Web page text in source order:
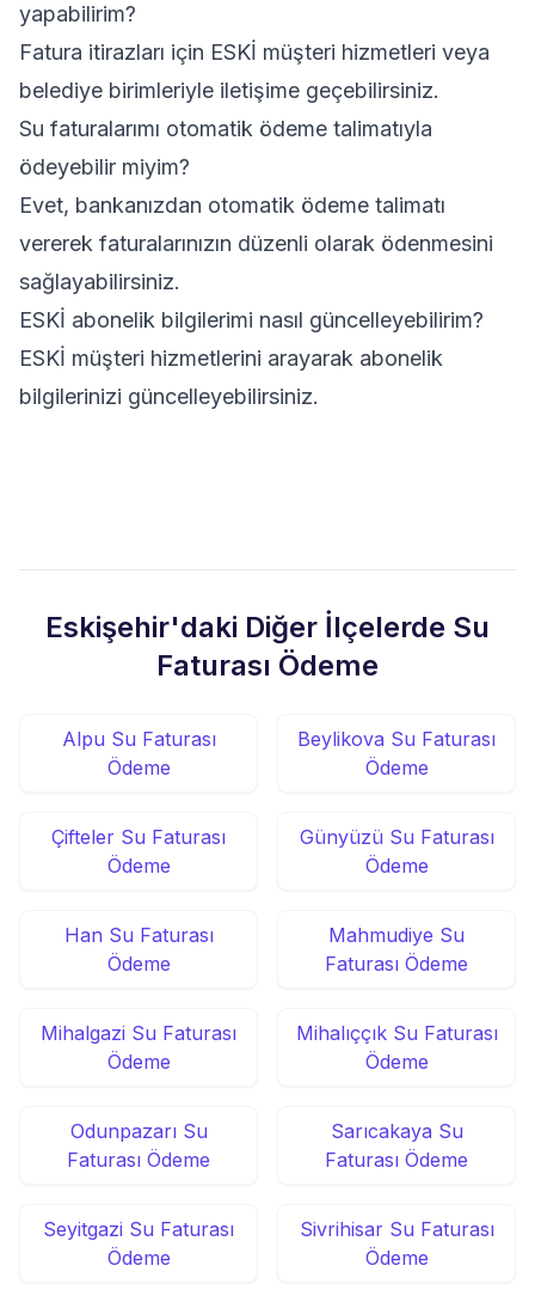
yapabilirim?
Fatura itirazları için ESKİ müşteri hizmetleri veya
belediye birimleriyle iletişime geçebilirsiniz.
Su faturalarımı otomatik ödeme talimatıyla
ödeyebilir miyim?
Evet, bankanızdan otomatik ödeme talimatı
vererek faturalarınızın düzenli olarak ödenmesini
sağlayabilirsiniz.
ESKİ abonelik bilgilerimi nasıl güncelleyebilirim?
ESKİ müşteri hizmetlerini arayarak abonelik
bilgilerinizi güncelleyebilirsiniz.
Eskişehir'daki Diğer İlçelerde Su
Faturası Ödeme
Alpu Su Faturası
Ödeme
Beylikova Su Faturası
Ödeme
Çifteler Su Faturası
Ödeme
Günyüzü Su Faturası
Ödeme
Han Su Faturası
Ödeme
Mahmudiye Su
Faturası Ödeme
Mihalgazi Su Faturası
Ödeme
Mihalıççık Su Faturası
Ödeme
Odunpazarı Su
Faturası Ödeme
Sarıcakaya Su
Faturası Ödeme
Seyitgazi Su Faturası
Ödeme
Sivrihisar Su Faturası
Ödeme